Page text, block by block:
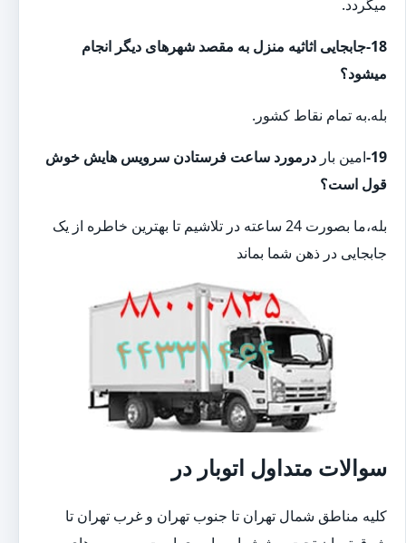
میگردد.
18-جابجایی اثاثیه منزل به مقصد شهرهای دیگر انجام
میشود؟
بله.به تمام نقاط کشور .
19- امین بار درمورد ساعت فرستادن سرویس هایش خوش
قول است؟
بله،ما بصورت 24 ساعته در تلاشیم تا بهترین خاطره از یک
جابجایی در ذهن شما بماند
سوالات متداول اتوبار در
کلیه مناطق شمال تهران تا جنوب تهران و غرب تهران تا